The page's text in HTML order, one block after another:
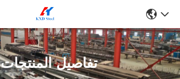
تفاصيل المنتجات